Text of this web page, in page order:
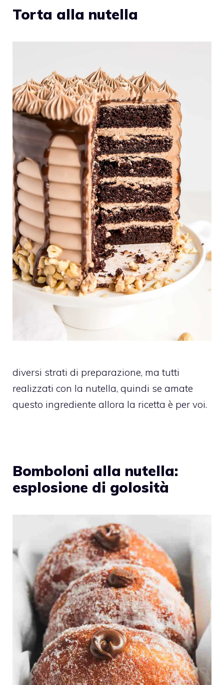
Torta alla nutella
diversi strati di preparazione, ma tutti
realizzati con la nutella, quindi se amate
questo ingrediente allora la ricetta è per voi.
Bomboloni alla nutella:
esplosione di golosità